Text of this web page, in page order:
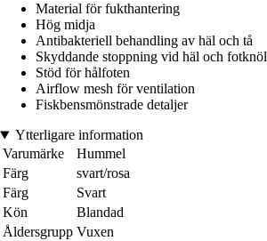
Material för fukthantering
Hög midja
Antibakteriell behandling av häl och tå
Skyddande stoppning vid häl och fotknöl
Stöd för hålfoten
Airflow mesh för ventilation
Fiskbensmönstrade detaljer
Ytterligare information
Varumärke
Hummel
Färg
svart/rosa
Färg
Svart
Kön
Blandad
Åldersgrupp Vuxen